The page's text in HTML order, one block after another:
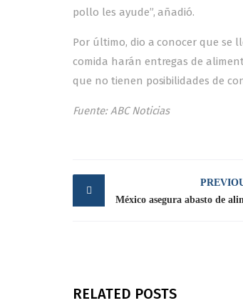
pollo les ayude”, añadió.
Por último, dio a conocer que se
comida harán entregas de
que no tienen posibilidades de
Fuente: ABC Noticias
Post
navigation
RELATED POSTS